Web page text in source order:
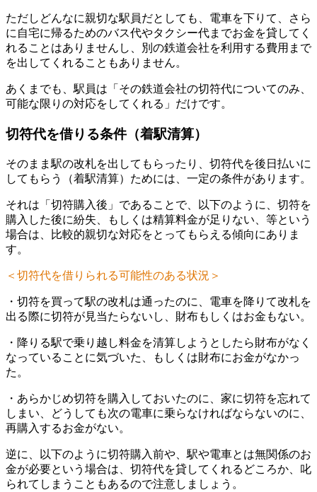
ただしどんなに親切な駅員だとしても、電車を下りて、さら
に自宅に帰るためのバス代やタクシー代までお金を貸してく
れることはありませんし、別の鉄道会社を利用する費用まで
を出してくれることもありません。
あくまでも、駅員は「その鉄道会社の切符代についてのみ、
可能な限りの対応をしてくれる」だけです。
切符代を借りる条件（着駅清算）
そのまま駅の改札を出してもらったり、切符代を後日払いに
してもらう（着駅清算）ためには、一定の条件があります。
それは「切符購入後」であることで、以下のように、切符を
購入した後に紛失、もしくは精算料金が足りない、等という
場合は、比較的親切な対応をとってもらえる傾向にありま
す。
＜切符代を借りられる可能性のある状況＞
・切符を買って駅の改札は通ったのに、電車を降りて改札を
出る際に切符が見当たらないし、財布もしくはお金もない。
・降りる駅で乗り越し料金を清算しようとしたら財布がなく
なっていることに気づいた、もしくは財布にお金がなかっ
た。
・あらかじめ切符を購入しておいたのに、家に切符を忘れて
しまい、どうしても次の電車に乗らなければならないのに、
再購入するお金がない。
逆に、以下のように切符購入前や、駅や電車とは無関係のお
金が必要という場合は、切符代を貸してくれるどころか、叱
られてしまうこともあるので注意しましょう。